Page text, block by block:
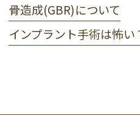
骨造成(GBR)について
インプラント手術は怖